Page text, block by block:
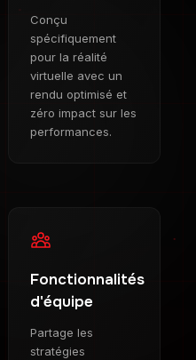
Conçu
spécifiquement
pour la réalité
virtuelle avec un
rendu optimisé et
zéro impact sur les
performances.
Fonctionnalités
d'équipe
Partage les
stratégies